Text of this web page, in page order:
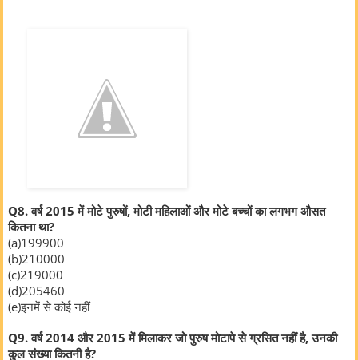
Q8. वर्ष 2015 में मोटे पुरुषों, मोटी महिलाओं और मोटे बच्चों का लगभग औसत
कितना था?
(a)199900
(b)210000
(c)219000
(d)205460
(e)इनमें से कोई नहीं
Q9. वर्ष 2014 और 2015 में मिलाकर जो पुरुष मोटापे से ग्रसित नहीं है, उनकी
कुल संख्या कितनी है?